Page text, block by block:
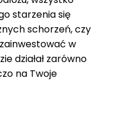
starzenia się
schorzeń, czy
w
działał zarówno
na Twoje